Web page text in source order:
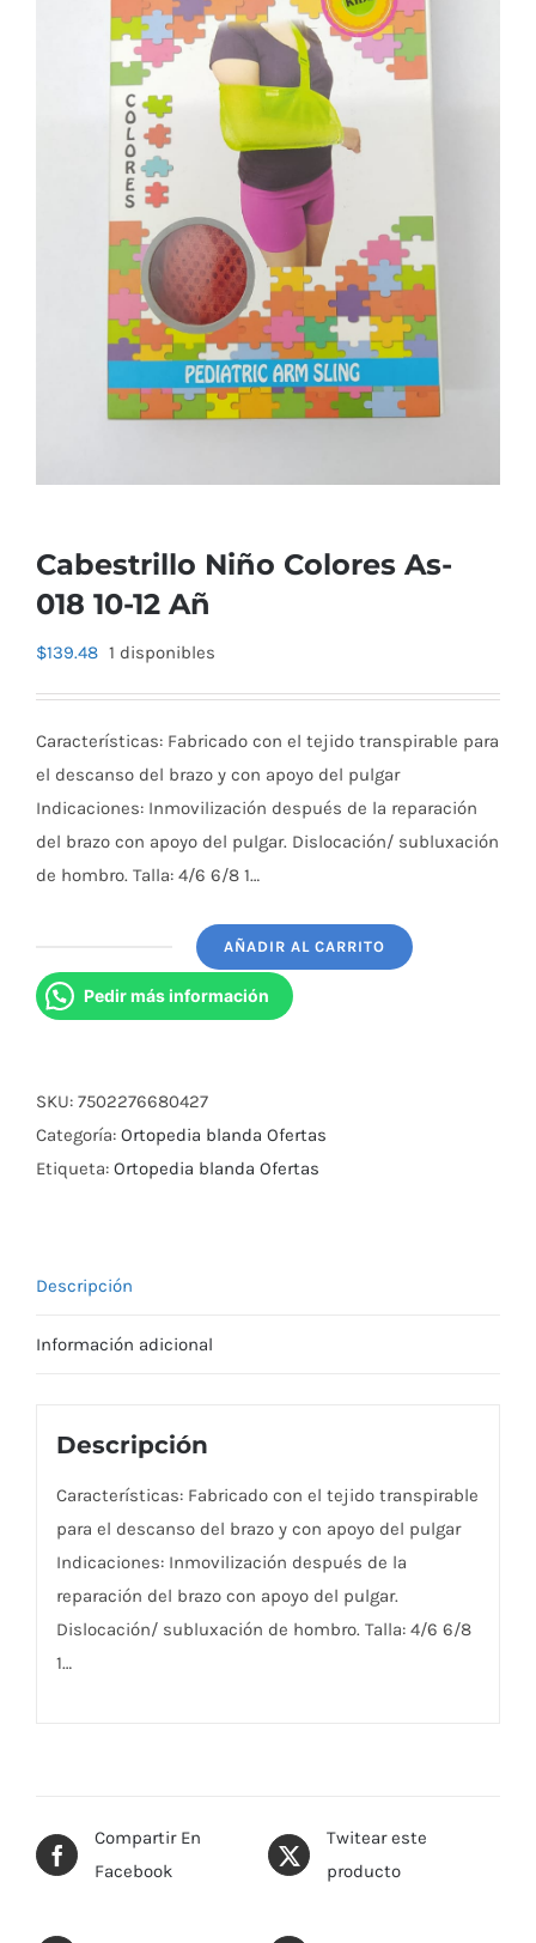
Cabestrillo Niño Colores As-
018 10-12 Añ
$139.48 1 disponibles
Características: Fabricado con el tejido transpirable para
el descanso del brazo y con apoyo del pulgar
Indicaciones: Inmovilización después de la reparación
del brazo con apoyo del pulgar. Dislocación/ subluxación
de hombro. Talla: 4/6 6/8 1…
Niño
018
10-
12
AÑADIR AL CARRITO
Pedir más información
SKU: 7502276680427
Categoría: Ortopedia blanda Ofertas
Etiqueta: Ortopedia blanda Ofertas
Descripción
Información adicional
Descripción
Características: Fabricado con el tejido transpirable
para el descanso del brazo y con apoyo del pulgar
Indicaciones: Inmovilización después de la
reparación del brazo con apoyo del pulgar.
Dislocación/ subluxación de hombro. Talla: 4/6 6/8
1…
Compartir En
Facebook
Twitear este
producto